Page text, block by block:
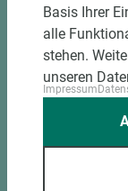
Basis Ihrer
alle
stehen.
unseren
Impressum